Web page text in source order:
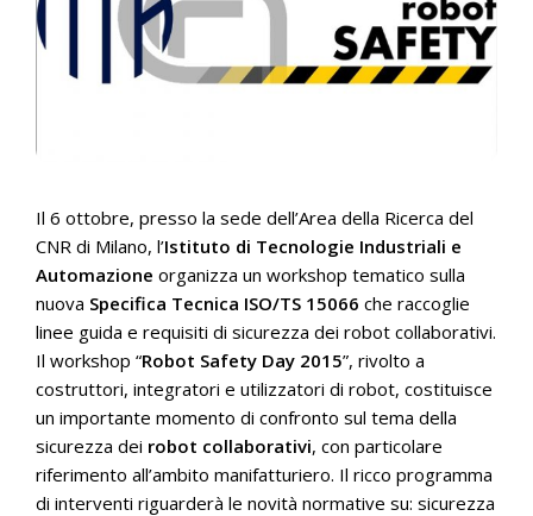
Il 6 ottobre, presso la sede dell’Area della Ricerca del
CNR di Milano, l’Istituto di Tecnologie Industriali e
Automazione organizza un workshop tematico sulla
nuova Specifica Tecnica ISO/TS 15066 che raccoglie
linee guida e requisiti di sicurezza dei robot collaborativi.
Il workshop “Robot Safety Day 2015”, rivolto a
costruttori, integratori e utilizzatori di robot, costituisce
un importante momento di confronto sul tema della
sicurezza dei robot collaborativi, con particolare
riferimento all’ambito manifatturiero. Il ricco programma
di interventi riguarderà le novità normative su: sicurezza